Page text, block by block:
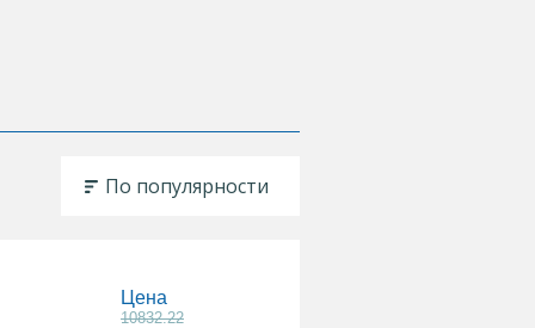
По популярности
Цена
10832.22